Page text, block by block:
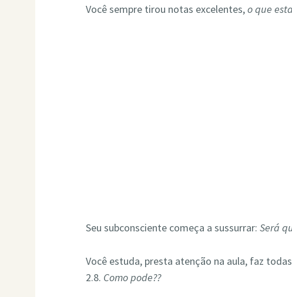
Você sempre tirou notas excelentes,o que
Seu subconsciente começa a sussurrar:Será
Você estuda, presta atenção na aula, faz
2.8. Como pode??